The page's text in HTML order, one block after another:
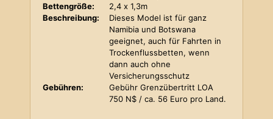
Bettengröße:
2,4 x 1,3m
Beschreibung:
Dieses Model ist für ganz
Namibia und Botswana
geeignet, auch für Fahrten in
Trockenflussbetten, wenn
dann auch ohne
Versicherungsschutz
Gebühren:
Gebühr Grenzübertritt LOA
750 N$ / ca. 56 Euro pro Land.